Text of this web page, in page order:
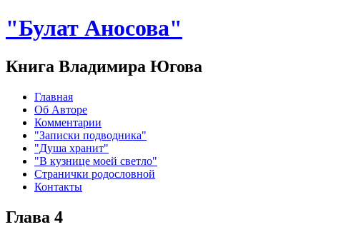
"Булат Аносова"
Книга Владимира Югова
Главная
Об Авторе
Комментарии
"Записки подводника"
"Душа хранит"
"В кузнице моей светло"
Странички родословной
Контакты
Глава 4